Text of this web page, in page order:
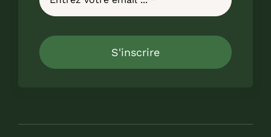
S'inscrire